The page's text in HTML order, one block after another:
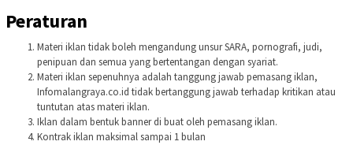
Peraturan
Materi iklan tidak boleh mengandung unsur SARA, pornografi, judi,
penipuan dan semua yang bertentangan dengan syariat.
Materi iklan sepenuhnya adalah tanggung jawab pemasang iklan,
Infomalangraya.co.id tidak bertanggung jawab terhadap kritikan atau
tuntutan atas materi iklan.
Iklan dalam bentuk banner di buat oleh pemasang iklan.
Kontrak iklan maksimal sampai 1 bulan